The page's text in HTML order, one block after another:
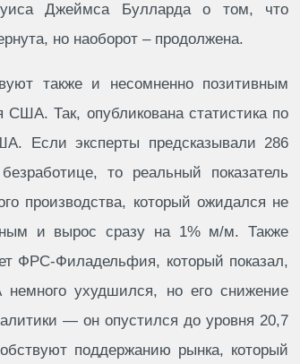
Джеймса Булларда о том, что
но наоборот – продолжена.
также и несомненно позитивным
США. Так, опубликована статистика по
Если эксперты предсказывали 286
то реальный показатель
производства, который ожидался не
и вырос сразу на 1% м/м. Также
ФРС-Филадельфия, который показал,
ухудшился, но его снижение
— он опустился до уровня 20,7
поддержанию рынка, который